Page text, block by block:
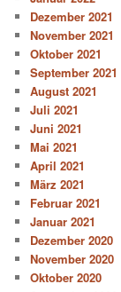
Dezember 2021
November 2021
Oktober 2021
September 2021
August 2021
Juli 2021
Juni 2021
Mai 2021
April 2021
März 2021
Februar 2021
Januar 2021
Dezember 2020
November 2020
Oktober 2020